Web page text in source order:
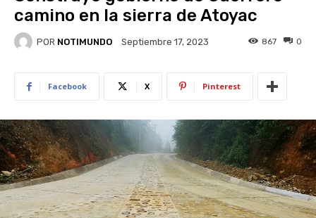
camino en la sierra de Atoyac
POR NOTIMUNDO Septiembre 17, 2023 0
867
Facebook X Pinterest